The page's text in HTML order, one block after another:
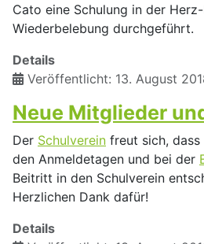
Cato eine Schulung in der
Wiederbelebung durchgeführt.
Details
Veröffentlicht: 13. August
Neue Mitglieder
Der Schulverein freut sich, dass
den Anmeldetagen und bei der
Beitritt in den Schulverein
Herzlichen Dank dafür!
Details